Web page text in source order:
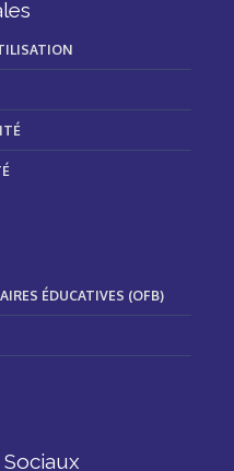
ÉDUCATIVES (OFB)